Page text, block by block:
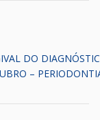
DO
–